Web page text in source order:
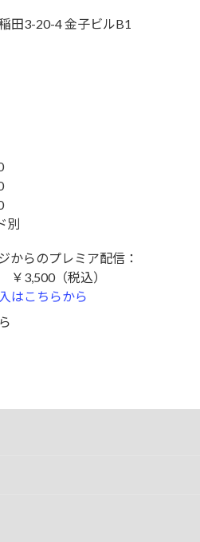
田3-20-4 金子ビルB1
別
からのプレミア配信：
3,500（税込）
はこちらから